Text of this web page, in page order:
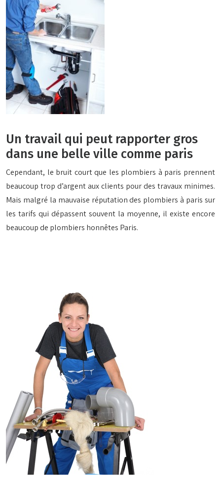
Un travail qui peut rapporter gros
dans une belle ville comme paris
Cependant, le bruit court que les plombiers à paris prennent
beaucoup trop d’argent aux clients pour des travaux minimes.
Mais malgré la mauvaise réputation des plombiers à paris sur
les tarifs qui dépassent souvent la moyenne, il existe encore
beaucoup de plombiers honnêtes Paris.